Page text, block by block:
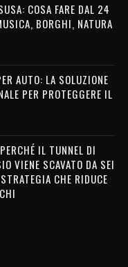
COSA FARE DAL 24
BORGHI, NATURA
AUTO: LA SOLUZIONE
PER PROTEGGERE IL
IL TUNNEL DI
VIENE SCAVATO DA SEI
CHE RIDUCE